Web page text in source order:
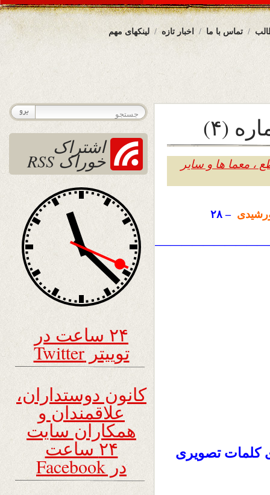
لینکهای مهم اخبار تازه تماس با ما
(۴)
، معما ها و سایر
– ۲۸
کلمات تصویری
اشتراک
خوراک RSS
۲۴ ساعت در
توییتر Twitter
کانون دوستداران،
علاقمندان و
همکاران سایت
۲۴ ساعت
در Facebook